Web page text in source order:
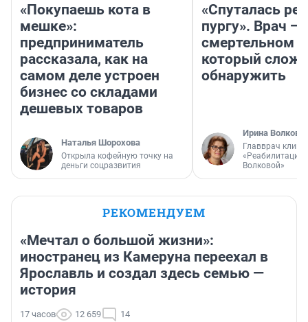
«Покупаешь кота в
мешке»:
предприниматель
рассказала, как на
самом деле устроен
бизнес со складами
дешевых товаров
Наталья Шорохова
Открыла кофейную точку на
деньги соцразвития
«Спуталась
пургу». Врач —
смертельном
который
обнаружить
Ирина Волкова
Главврач
«Реабилитация
Волковой»
РЕКОМЕНДУЕМ
«Мечтал о большой жизни»:
иностранец из Камеруна переехал в
Ярославль и создал здесь семью —
история
17 часов 12 659 14